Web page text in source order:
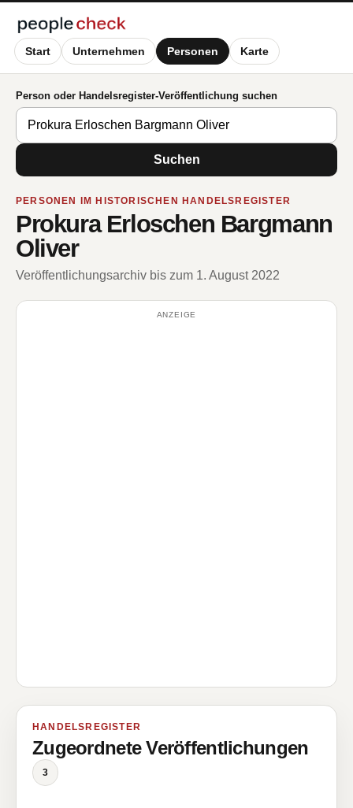
Start Unternehmen Personen Karte
Person oder Handelsregister-Veröffentlichung suchen
Suchen
PERSONEN IM HISTORISCHEN HANDELSREGISTER
Prokura Erloschen Bargmann
Oliver
Veröffentlichungsarchiv bis zum 1. August 2022
ANZEIGE
HANDELSREGISTER
Zugeordnete Veröffentlichungen
3